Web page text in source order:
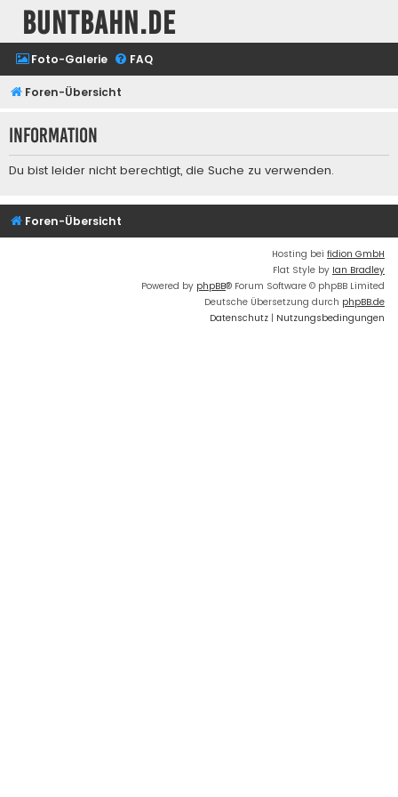
buntbahn.de
Foto-Galerie FAQ
Foren-Übersicht
Information
Du bist leider nicht berechtigt, die Suche zu verwenden.
Foren-Übersicht
Hosting bei fidion GmbH
Flat Style by Ian Bradley
Powered by phpBB® Forum Software © phpBB Limited
Deutsche Übersetzung durch phpBB.de
Datenschutz | Nutzungsbedingungen